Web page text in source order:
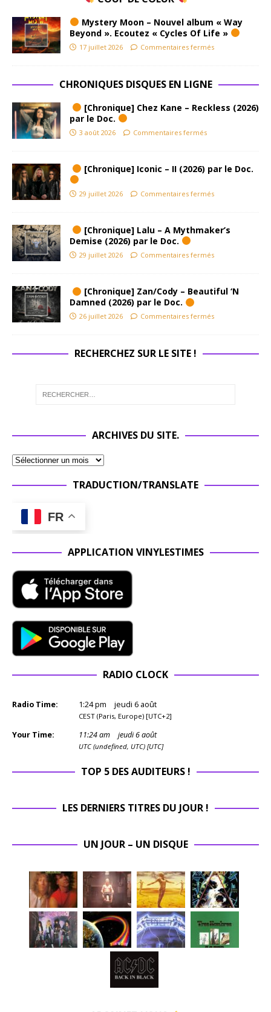
Mystery Moon – Nouvel album « Way
Beyond ». Ecoutez « Cycles Of Life »
17 juillet 2026 Commentaires fermés
CHRONIQUES DISQUES EN LIGNE
[Chronique] Chez Kane – Reckless (2026)
par le Doc.
3 août 2026 Commentaires fermés
[Chronique] Iconic – II (2026) par le Doc.
29 juillet 2026 Commentaires fermés
[Chronique] Lalu – A Mythmaker’s
Demise (2026) par le Doc.
29 juillet 2026 Commentaires fermés
[Chronique] Zan/Cody – Beautiful ‘N
Damned (2026) par le Doc.
26 juillet 2026 Commentaires fermés
RECHERCHEZ SUR LE SITE !
ARCHIVES DU SITE.
TRADUCTION/TRANSLATE
FR
APPLICATION VINYLESTIMES
RADIO CLOCK
Radio Time: 1:24pm jeudi 6 août
CEST (Paris, Europe) [UTC+2]
Your Time: 11:24am jeudi 6 août
UTC (undefined, UTC) [UTC]
TOP 5 DES AUDITEURS !
LES DERNIERS TITRES DU JOUR !
UN JOUR – UN DISQUE